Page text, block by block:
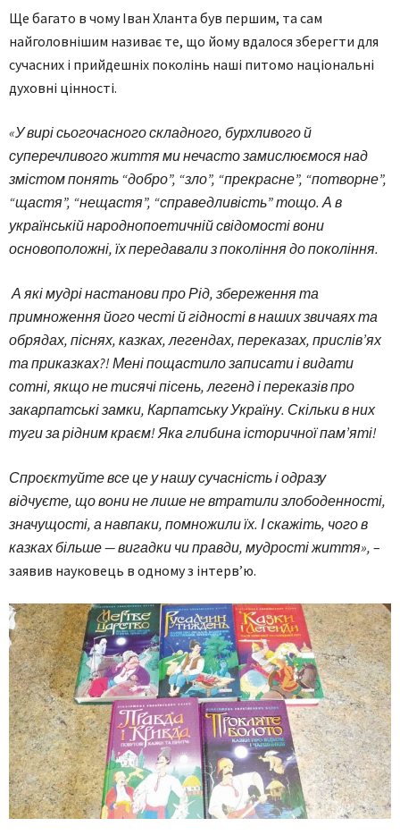
Ще багато в чому Іван Хланта був першим, та сам
найголовнішим називає те, що йому вдалося зберегти для
сучасних і прийдешніх поколінь наші питомо національні
духовні цінності.
«У вирі сьогочасного складного, бурхливого й
суперечливого життя ми нечасто замислюємося над
змістом понять “добро”, “зло”, “прекрасне”, “потворне”,
“щастя”, “нещастя”, “справедливість” тощо. А в
українській народнопоетичній свідомості вони
основоположні, їх передавали з покоління до покоління.
А які мудрі настанови про Рід, збереження та
примноження його честі й гідності в наших звичаях та
обрядах, піснях, казках, легендах, переказах, прислів’ях
та приказках?! Мені пощастило записати і видати
сотні, якщо не тисячі пісень, легенд і переказів про
закарпатські замки, Карпатську Україну. Скільки в них
туги за рідним краєм! Яка глибина історичної пам’яті!
Спроєктуйте все це у нашу сучасність і одразу
відчуєте, що вони не лише не втратили злободенності,
значущості, а навпаки, помножили їх. І скажіть, чого в
казках більше — вигадки чи правди, мудрості життя», –
заявив науковець в одному з інтерв’ю.